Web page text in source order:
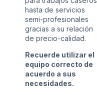
hasta de servicios
semi-profesionales
gracias a su relación
de precio-calidad.
Recuerde utilizar el
equipo correcto de
acuerdo a sus
necesidades.